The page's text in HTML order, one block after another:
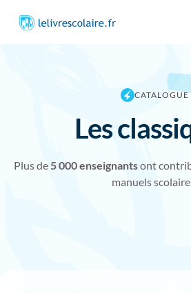
CATALOGUE
Les
Plus de5 000 enseignantsont
manuels